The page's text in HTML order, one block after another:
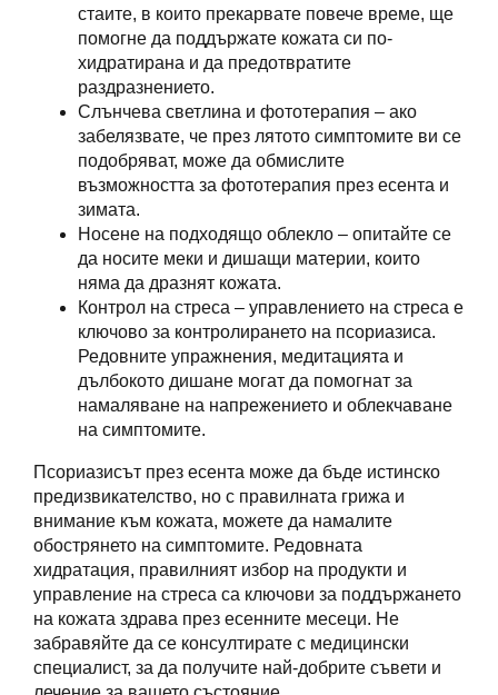
стаите, в които прекарвате повече време, ще
помогне да поддържате кожата си по-
хидратирана и да предотвратите
раздразнението.
Слънчева светлина и фототерапия – ако
забелязвате, че през лятото симптомите ви се
подобряват, може да обмислите
възможността за фототерапия през есента и
зимата.
Носене на подходящо облекло – опитайте се
да носите меки и дишащи материи, които
няма да дразнят кожата.
Контрол на стреса – управлението на стреса е
ключово за контролирането на псориазиса.
Редовните упражнения, медитацията и
дълбокото дишане могат да помогнат за
намаляване на напрежението и облекчаване
на симптомите.
Псориазисът през есента може да бъде истинско
предизвикателство, но с правилната грижа и
внимание към кожата, можете да намалите
обострянето на симптомите. Редовната
хидратация, правилният избор на продукти и
управление на стреса са ключови за поддържането
на кожата здрава през есенните месеци. Не
забравяйте да се консултирате с медицински
специалист, за да получите най-добрите съвети и